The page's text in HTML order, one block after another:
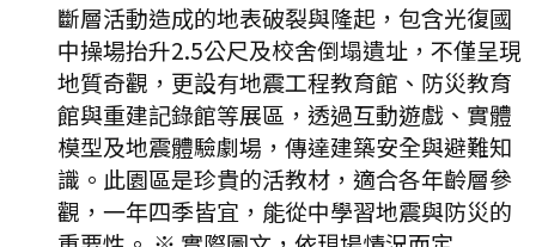
斷層活動造成的地表破裂與隆起，包含光復國
中操場抬升2.5公尺及校舍倒塌遺址，不僅呈現
地質奇觀，更設有地震工程教育館、防災教育
館與重建記錄館等展區，透過互動遊戲、實體
模型及地震體驗劇場，傳達建築安全與避難知
識。此園區是珍貴的活教材，適合各年齡層參
觀，一年四季皆宜，能從中學習地震與防災的